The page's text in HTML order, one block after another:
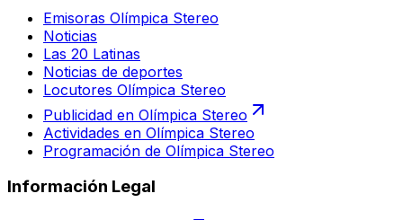
Emisoras Olímpica Stereo
Noticias
Las 20 Latinas
Noticias de deportes
Locutores Olímpica Stereo
Publicidad en Olímpica Stereo
Actividades en Olímpica Stereo
Programación de Olímpica Stereo
Información Legal